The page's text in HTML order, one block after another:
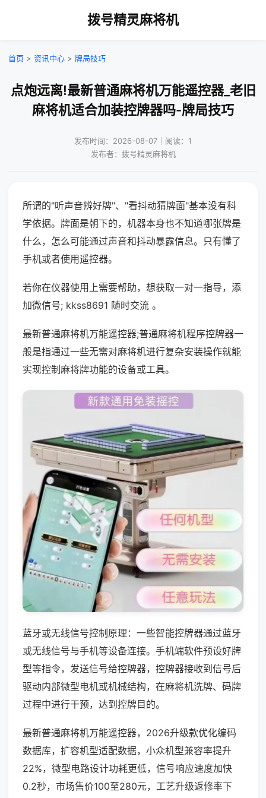
拨号精灵麻将机
首页 > 资讯中心 > 牌局技巧
点炮远离!最新普通麻将机万能遥控器_老旧
麻将机适合加装控牌器吗-牌局技巧
发布时间：2026-08-07｜阅读：1
发布者：拨号精灵麻将机
所谓的"听声音辨好牌"、"看抖动猜牌面"基本没有科
学依据。牌面是朝下的，机器本身也不知道哪张牌是
什么，怎么可能通过声音和抖动暴露信息。只有懂了
手机或者使用遥控器。
若你在仪器使用上需要帮助，想获取一对一指导，添
加微信号; kkss8691 随时交流 。
最新普通麻将机万能遥控器;普通麻将机程序控牌器一
般是指通过一些无需对麻将机进行复杂安装操作就能
实现控制麻将牌功能的设备或工具。
蓝牙或无线信号控制原理：一些智能控牌器通过蓝牙
或无线信号与手机等设备连接。手机端软件预设好牌
型等指令，发送信号给控牌器，控牌器接收到信号后
驱动内部微型电机或机械结构，在麻将机洗牌、码牌
过程中进行干预，达到控牌目的。
最新普通麻将机万能遥控器，2026升级款优化编码
数据库，扩容机型适配数据，小众机型兼容率提升
22%，微型电路设计功耗更低，信号响应速度加快
0.2秒，市场售价100至280元，工艺升级返修率下